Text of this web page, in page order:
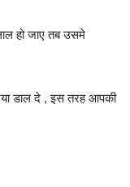
हो जाए तब उसमे
डाल दे , इस तरह आपकी